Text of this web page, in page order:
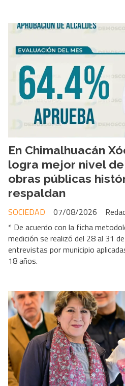
En Chimalhuacán
logra mejor nivel
obras públicas
respaldan
SOCIEDAD
07/08/2026
* De acuerdo con la ficha
medición se realizó del 28 al 31
entrevistas por municipio
18 años.